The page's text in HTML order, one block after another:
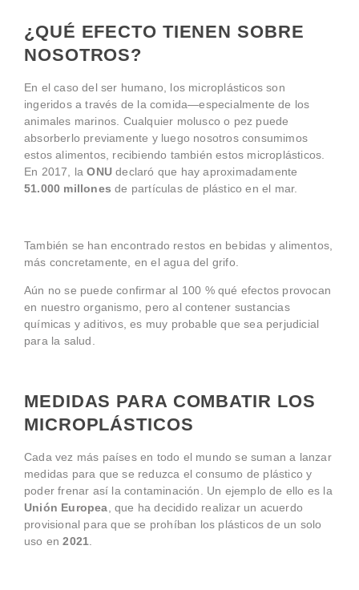
¿QUÉ EFECTO TIENEN SOBRE
NOSOTROS?
En el caso del ser humano, los microplásticos son
ingeridos a través de la comida—especialmente de los
animales marinos. Cualquier molusco o pez puede
absorberlo previamente y luego nosotros consumimos
estos alimentos, recibiendo también estos microplásticos.
En 2017, laONU declaró que hay aproximadamente
51.000 millonesde partículas de plástico en el mar.
También se han encontrado restos en bebidas y alimentos,
más concretamente, en el agua del grifo.
Aún no se puede confirmar al 100 % qué efectos provocan
en nuestro organismo, pero al contener sustancias
químicas y aditivos, es muy probable que sea perjudicial
para la salud.
MEDIDAS PARA COMBATIR LOS
MICROPLÁSTICOS
Cada vez más países en todo el mundo se suman a lanzar
medidas para que se reduzca el consumo de plástico y
poder frenar así la contaminación. Un ejemplo de ello es la
Unión Europea , que ha decidido realizar un acuerdo
provisional para que se prohíban los plásticos de un solo
uso en2021